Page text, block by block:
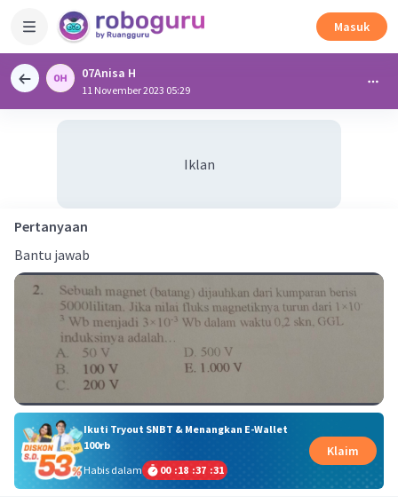
Masuk
07Anisa H
11 November 2023 05:29
Iklan
Pertanyaan
Bantu jawab
Ikuti Tryout SNBT & Menangkan E-Wallet
100rb
Habis dalam
00 :18 :37 :31
Klaim